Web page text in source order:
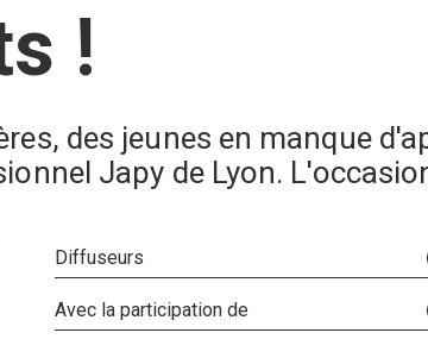
!
des jeunes en manque
Japy de Lyon.
Diffuseurs
Avec la participation de